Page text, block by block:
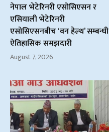
नेपाल भेटेरिनरी एसोसिएसन र
एसियाली भेटेरिनरी
एसोसिएसनबीच ‘वन हेल्थ’ सम्बन्धी
ऐतिहासिक समझदारी
August 7, 2026